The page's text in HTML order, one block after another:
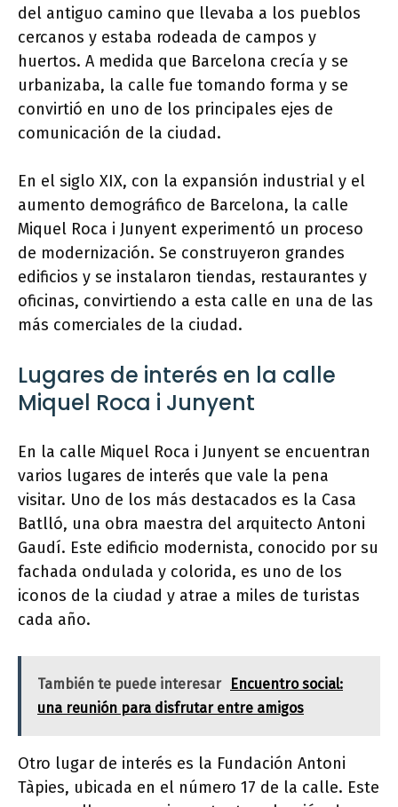
del antiguo camino que llevaba a los pueblos
cercanos y estaba rodeada de campos y
huertos. A medida que Barcelona crecía y se
urbanizaba, la calle fue tomando forma y se
convirtió en uno de los principales ejes de
comunicación de la ciudad.
En el siglo XIX, con la expansión industrial y el
aumento demográfico de Barcelona, la calle
Miquel Roca i Junyent experimentó un proceso
de modernización. Se construyeron grandes
edificios y se instalaron tiendas, restaurantes y
oficinas, convirtiendo a esta calle en una de las
más comerciales de la ciudad.
Lugares de interés en la calle
Miquel Roca i Junyent
En la calle Miquel Roca i Junyent se encuentran
varios lugares de interés que vale la pena
visitar. Uno de los más destacados es la Casa
Batlló, una obra maestra del arquitecto Antoni
Gaudí. Este edificio modernista, conocido por su
fachada ondulada y colorida, es uno de los
iconos de la ciudad y atrae a miles de turistas
cada año.
También te puede interesar
Encuentro social:
una reunión para disfrutar entre amigos
Otro lugar de interés es la Fundación Antoni
Tàpies, ubicada en el número 17 de la calle. Este